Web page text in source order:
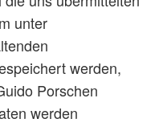
unter
werden,
Porschen
werden